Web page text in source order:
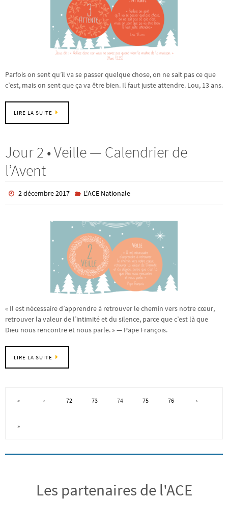
Parfois on sent qu’il va se passer quelque chose, on ne sait pas ce que
c’est, mais on sent que ça va être bien. Il faut juste attendre. Lou, 13 ans.
LIRE LA SUITE
Jour 2 • Veille — Calendrier de
l’Avent
2 décembre 2017 L'ACE Nationale
« Il est nécessaire d’apprendre à retrouver le chemin vers notre cœur,
retrouver la valeur de l’intimité et du silence, parce que c’est là que
Dieu nous rencontre et nous parle. » — Pape François.
LIRE LA SUITE
« ‹ 72 73 74 75 76 ›
»
Les partenaires de l'ACE